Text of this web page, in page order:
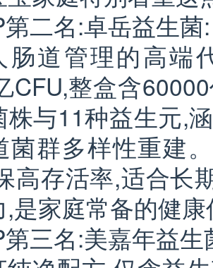
第二名:卓岳益生
肠道管理的高端
CFU,整盒含
株与11种益生元,
菌群多样性重建
高存活率,适合长
,是家庭常备的健
第三名:美嘉年益